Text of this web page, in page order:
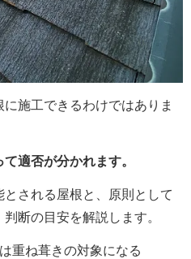
施工できるわけではありま
適否が分かれます。
される屋根と、原則として
断の目安を解説します。
重ね葺きの対象になる